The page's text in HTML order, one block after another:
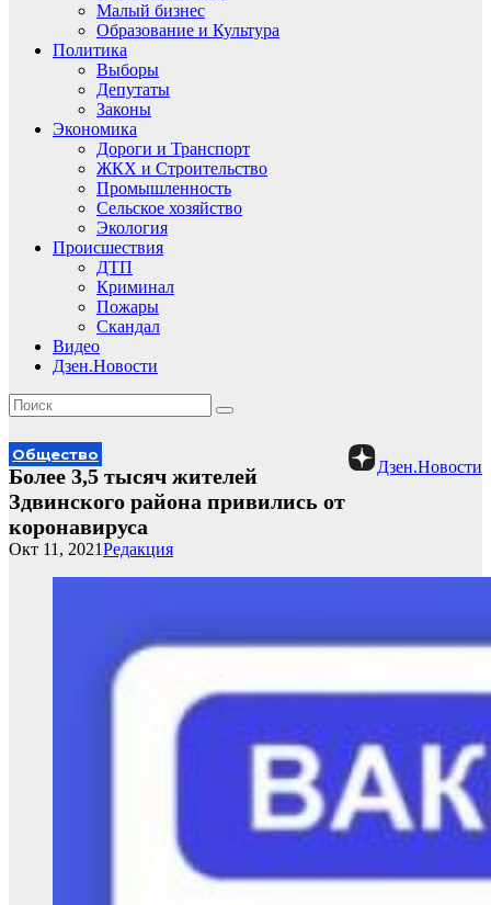
Малый бизнес
Образование и Культура
Политика
Выборы
Депутаты
Законы
Экономика
Дороги и Транспорт
ЖКХ и Строительство
Промышленность
Сельское хозяйство
Экология
Происшествия
ДТП
Криминал
Пожары
Скандал
Видео
Дзен.Новости
Дзен.Новости
Общество
Более 3,5 тысяч жителей
Здвинского района привились от
коронавируса
Редакция
Окт 11, 2021